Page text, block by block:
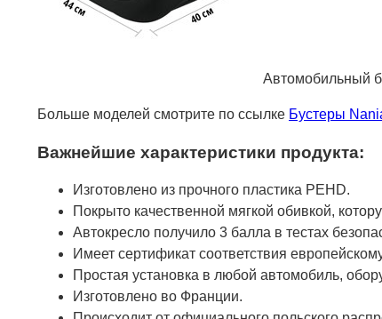
Автомобильный
Больше моделей смотрите по ссылке Бустеры
Важнейшие характеристики продукта:
Изготовлено из прочного пластика PEHD.
Покрыто качественной мягкой обивкой,
Автокресло получило 3 балла в тестах
Имеет сертификат соответствия
Простая установка в любой автомобиль,
Изготовлено во Франции.